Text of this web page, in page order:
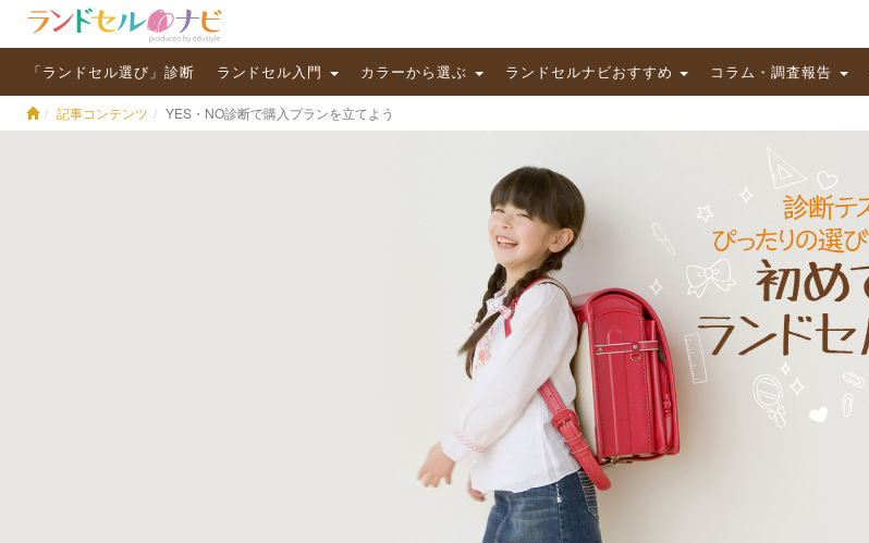
「ランドセル選び」診断 ランドセル入門 カラーから選ぶ ランドセルナビおすすめ コラム・調査報告
記事コンテンツ YES・NO診断で購入プランを立てよう